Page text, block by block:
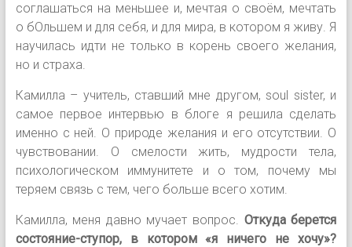
соглашаться на меньшее и, мечтая о своём, мечтать
о бОльшем и для себя, и для мира, в котором я живу. Я
научилась идти не только в корень своего желания,
но и страха.
Камилла – учитель, ставший мне другом, soul sister, и
самое первое интервью в блоге я решила сделать
именно с ней. О природе желания и его отсутствии. О
чувствовании. О смелости жить, мудрости тела,
психологическом иммунитете и о том, почему мы
теряем связь с тем, чего больше всего хотим.
Камилла, меня давно мучает вопрос. Откуда берется
состояние-ступор, в котором «я ничего не хочу»?